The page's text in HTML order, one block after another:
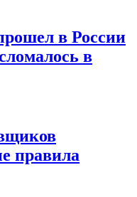
в России
в
правила